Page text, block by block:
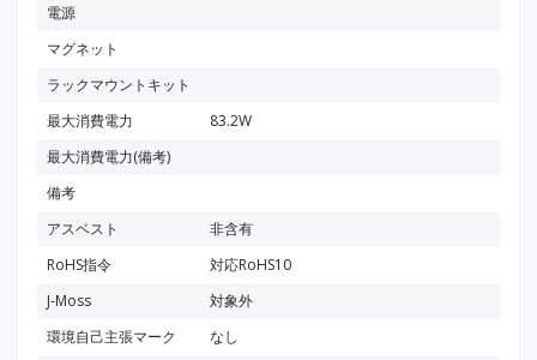
電源
マグネット
ラックマウントキット
最大消費電力
83.2W
最大消費電力(備考)
備考
アスベスト
非含有
RoHS指令
対応RoHS10
J-Moss
対象外
環境自己主張マーク
なし